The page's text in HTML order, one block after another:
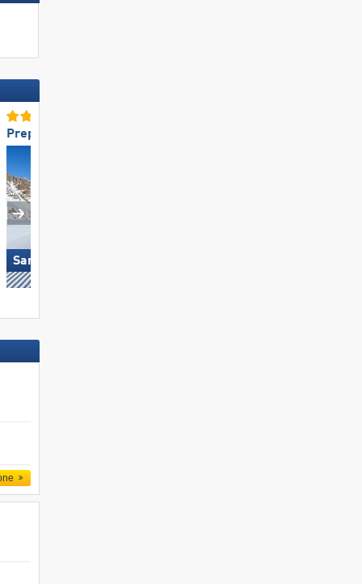
Preparazione delle piste TOP
San Martino di Castrozza